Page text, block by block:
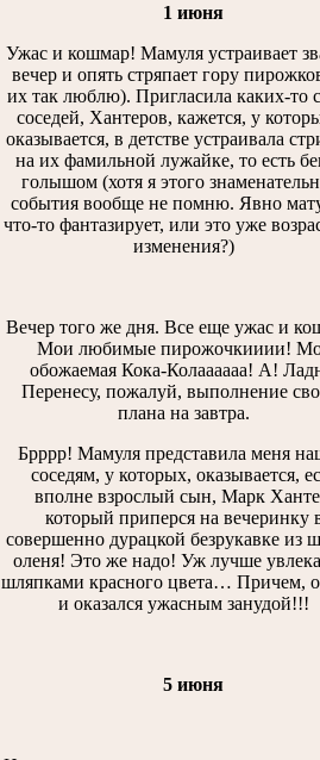
1 июня
Ужас и кошмар! Мамуля устраивает
вечер и опять стряпает гору
их так люблю). Пригласила каких-то
соседей, Хантеров, кажется, у
оказывается, в детстве устраивала
на их фамильной лужайке, то есть
голышом (хотя я этого
события вообще не помню. Явно
что-то фантазирует, или это уже
изменения?)
Вечер того же дня. Все еще ужас и
Мои любимые пирожочкииии!
обожаемая Кока-Колаааааа! А!
Перенесу, пожалуй, выполнение
плана на завтра.
Брррр! Мамуля представила меня
соседям, у которых, оказывается,
вполне взрослый сын, Марк
который приперся на вечеринку
совершенно дурацкой безрукавке из
оленя! Это же надо! Уж лучше
шляпками красного цвета… Причем,
и оказался ужасным занудой!!!
5 июня